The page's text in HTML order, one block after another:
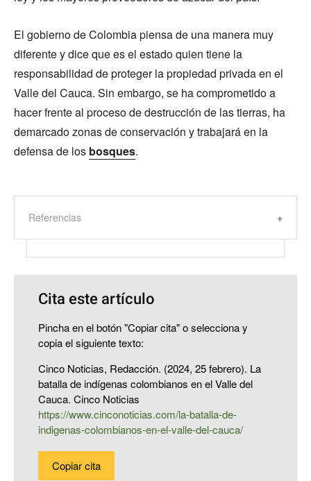
El gobierno de Colombia piensa de una manera muy
diferente y dice que es el estado quien tiene la
responsabilidad de proteger la propiedad privada en el
Valle del Cauca. Sin embargo, se ha comprometido a
hacer frente al proceso de destrucción de las tierras, ha
demarcado zonas de conservación y trabajará en la
defensa de los bosques.
Referencias
Cita este artículo
Pincha en el botón "Copiar cita" o selecciona y
copia el siguiente texto:
Cinco Noticias, Redacción. (2024, 25 febrero). La
batalla de indígenas colombianos en el Valle del
Cauca. Cinco Noticias
https://www.cinconoticias.com/la-batalla-de-
indigenas-colombianos-en-el-valle-del-cauca/
Copiar cita